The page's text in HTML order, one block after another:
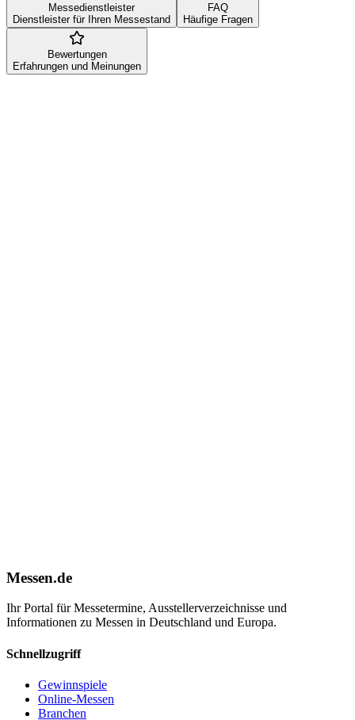
Messedienstleister
Dienstleister für Ihren Messestand
FAQ
Häufige Fragen
Bewertungen
Erfahrungen und Meinungen
Messen.de
Ihr Portal für Messetermine, Ausstellerverzeichnisse und
Informationen zu Messen in Deutschland und Europa.
Schnellzugriff
Gewinnspiele
Online-Messen
Branchen